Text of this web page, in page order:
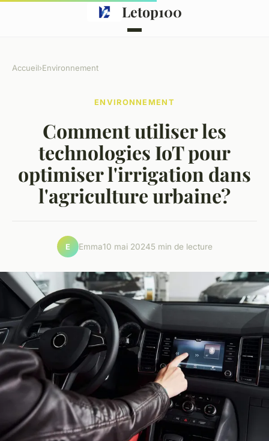
Letop100
Accueil›Environnement
ENVIRONNEMENT
Comment utiliser les
technologies IoT pour
optimiser l'irrigation dans
l'agriculture urbaine?
E Emma10 mai 20245 min de lecture